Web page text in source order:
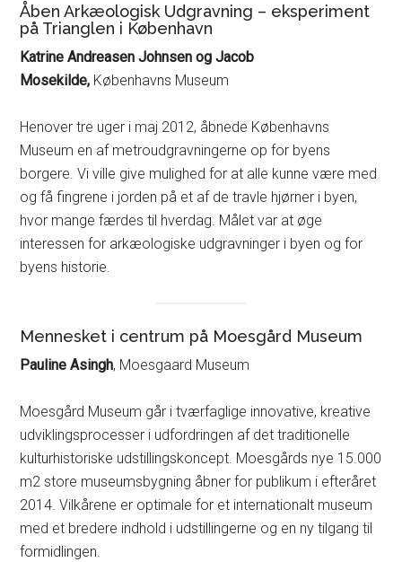
Åben Arkæologisk Udgravning – eksperiment
på Trianglen i København
Katrine Andreasen Johnsen og Jacob
Mosekilde, Københavns Museum
Henover tre uger i maj 2012, åbnede Københavns
Museum en af metroudgravningerne op for byens
borgere. Vi ville give mulighed for at alle kunne være med
og få fingrene i jorden på et af de travle hjørner i byen,
hvor mange færdes til hverdag. Målet var at øge
interessen for arkæologiske udgravninger i byen og for
byens historie.
Mennesket i centrum på Moesgård Museum
Pauline Asingh, Moesgaard Museum
Moesgård Museum går i tværfaglige innovative, kreative
udviklingsprocesser i udfordringen af det traditionelle
kulturhistoriske udstillingskoncept. Moesgårds nye 15.000
m2 store museumsbygning åbner for publikum i efteråret
2014. Vilkårene er optimale for et internationalt museum
med et bredere indhold i udstillingerne og en ny tilgang til
formidlingen.